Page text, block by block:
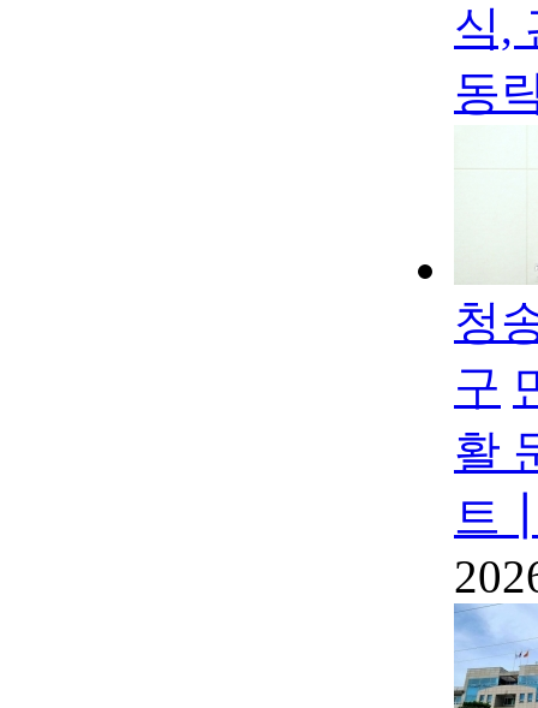
식,
동
청
구
활
트